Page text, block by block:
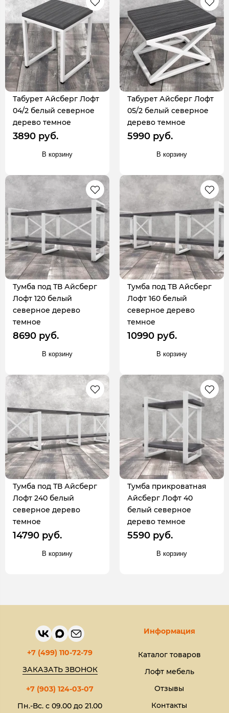
Табурет Айсберг Лофт
04/2 белый северное
дерево темное
3890 руб.
В корзину
Табурет Айсберг Лофт
05/2 белый северное
дерево темное
5990 руб.
В корзину
Тумба под ТВ Айсберг
Лофт 120 белый
северное дерево
темное
8690 руб.
В корзину
Тумба под ТВ Айсберг
Лофт 160 белый
северное дерево
темное
10990 руб.
В корзину
Тумба под ТВ Айсберг
Лофт 240 белый
северное дерево
темное
14790 руб.
В корзину
Тумба прикроватная
Айсберг Лофт 40
белый северное
дерево темное
5590 руб.
В корзину
+7 (499) 110-72-79
ЗАКАЗАТЬ ЗВОНОК
+7 (903) 124-03-07
Пн.-Вс. с 09.00 до 21.00
Информация
Каталог товаров
Лофт мебель
Отзывы
Контакты